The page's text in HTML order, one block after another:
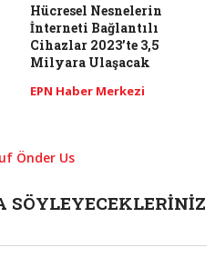
Hücresel Nesnelerin
İnterneti Bağlantılı
Cihazlar 2023’te 3,5
Milyara Ulaşacak
EPN Haber Merkezi
Önder Us
SÖYLEYECEKLERINIZ